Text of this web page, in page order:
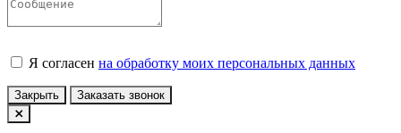
Я согласен на обработку моих персональных данных
Закрыть Заказать звонок